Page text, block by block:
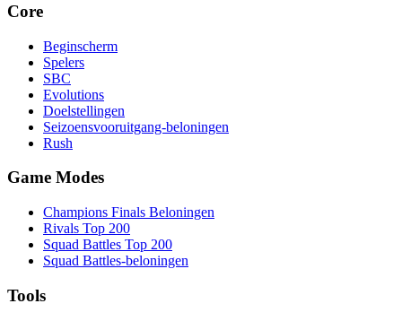
Core
Beginscherm
Spelers
SBC
Evolutions
Doelstellingen
Seizoensvooruitgang-beloningen
Rush
Game Modes
Champions Finals Beloningen
Rivals Top 200
Squad Battles Top 200
Squad Battles-beloningen
Tools